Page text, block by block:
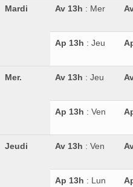
Mardi Av 13h : Mer
Ap 13h : Jeu
Mer. Av 13h : Jeu
Ap 13h : Ven
Jeudi Av 13h : Ven
Ap 13h : Lun